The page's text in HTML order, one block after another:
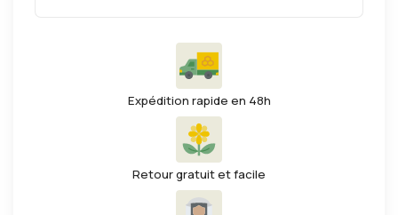
Expédition rapide en 48h
Retour gratuit et facile